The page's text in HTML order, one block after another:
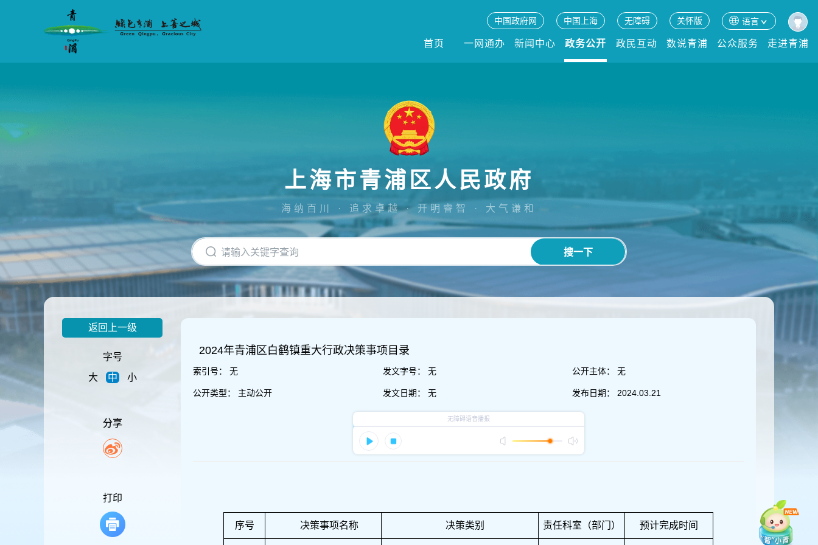
网
主
要
内
容
区
域
中国政府网 中国上海 无障碍 关怀版 语言
首页 一网通办 新闻中心 政务公开 政民互动 数说青浦 公众服务 走进青浦
上海市青浦区人民政府
海纳百川 · 追求卓越 · 开明睿智 · 大气谦和
搜一下
返回上一级
字号
大
中 小
分享
打印
2024年青浦区白鹤镇重大行政决策事项目录
索引号： 无
公开类型： 主动公开
发文字号： 无
发文日期： 无
公开主体： 无
发布日期： 2024.03.21
序号 决策事项名称 决策类别 责任科室（部门） 预计完成时间